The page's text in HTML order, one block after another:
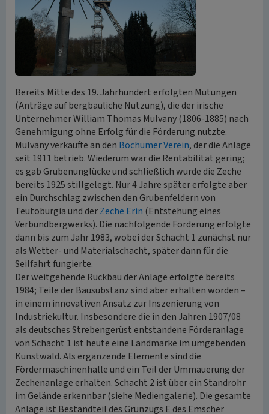
Bereits Mitte des 19. Jahrhundert erfolgten Mutungen
(Anträge auf bergbauliche Nutzung), die der irische
Unternehmer William Thomas Mulvany (1806-1885) nach
Genehmigung ohne Erfolg für die Förderung nutzte.
Mulvany verkaufte an den Bochumer Verein, der die Anlage
seit 1911 betrieb. Wiederum war die Rentabilität gering;
es gab Grubenunglücke und schließlich wurde die Zeche
bereits 1925 stillgelegt. Nur 4 Jahre später erfolgte aber
ein Durchschlag zwischen den Grubenfeldern von
Teutoburgia und derZeche Erin (Entstehung eines
Verbundbergwerks). Die nachfolgende Förderung erfolgte
dann bis zum Jahr 1983, wobei der Schacht 1 zunächst nur
als Wetter- und Materialschacht, später dann für die
Seilfahrt fungierte.
Der weitgehende Rückbau der Anlage erfolgte bereits
1984; Teile der Bausubstanz sind aber erhalten worden –
in einem innovativen Ansatz zur Inszenierung von
Industriekultur. Insbesondere die in den Jahren 1907/08
als deutsches Strebengerüst entstandene Förderanlage
von Schacht 1 ist heute eine Landmarke im umgebenden
Kunstwald. Als ergänzende Elemente sind die
Fördermaschinenhalle und ein Teil der Ummauerung der
Zechenanlage erhalten. Schacht 2 ist über ein Standrohr
im Gelände erkennbar (siehe Mediengalerie). Die gesamte
Anlage ist Bestandteil des Grünzugs E des Emscher